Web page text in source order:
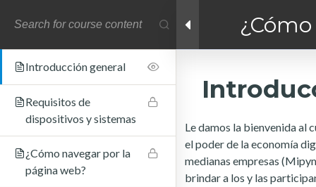
poder
Introducción
Introducción general
Requisitos de
dispositivos y sistemas
¿Cómo navegar por la
página web?
Le damos la bienvenida al
el poder de la economía
medianas empresas
brindar a los y las
Facebook link
Twitter link
PRIVACY POLICY
© Copyright 2026 LAYERTech Software Labs Inc.
All rights reserved.